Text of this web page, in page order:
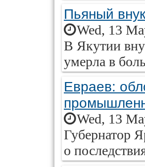
Пьяный
Wed, 13
В Якутии
умерла в
Евраев:
Wed, 13
Губернатор
о